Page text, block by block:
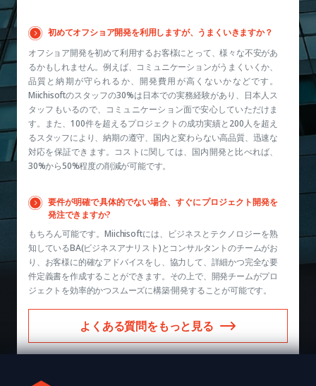
初めてオフショア開発を利用しますが、うまくいきますか？
オフショア開発を初めて利用するお客様にとって、様々な不安があ
るかもしれません。例えば、コミュニケーションがうまくいくか、
品質と納期が守られるか、開発費用が高くないかなどです。
Miichisoftのスタッフの30%は日本での実務経験があり、日本人ス
タッフもいるので、コミュニケーション面で安心していただけま
す。また、100件を超えるプロジェクトの成功実績と200人を超え
るスタッフにより、納期の遵守、国内と変わらない高品質、迅速な
対応を保証できます。コストに関しては、国内開発と比べれば、
30%から50%程度の削減が可能です。
要件が明確で具体的でない場合、すぐにプロジェクト開発を
発注できますか?
もちろん可能です。Miichisoftには、ビジネスとテクノロジーを熟
知しているBA(ビジネスアナリスト)とコンサルタントのチームがお
り、お客様に的確なアドバイスをし、協力して、詳細かつ完全な要
件定義書を作成することができます。その上で、開発チームがプロ
ジェクトを効率的かつスムーズに構築·開発することが可能です。
よくある質問をもっと見る